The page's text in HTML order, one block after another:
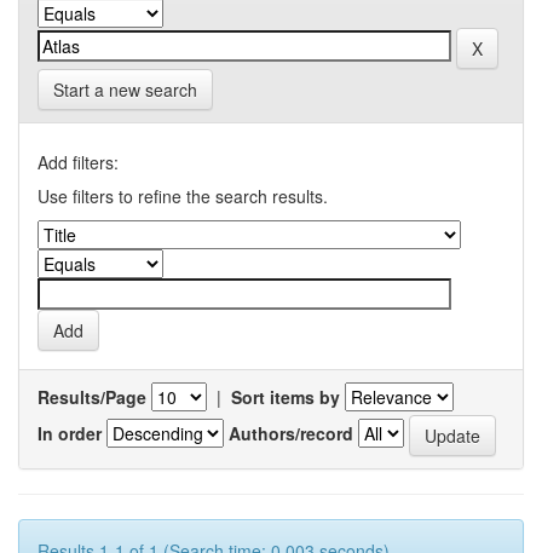
Start a new search
Add filters:
Use filters to refine the search results.
Results/Page | Sort items by
In order
Authors/record